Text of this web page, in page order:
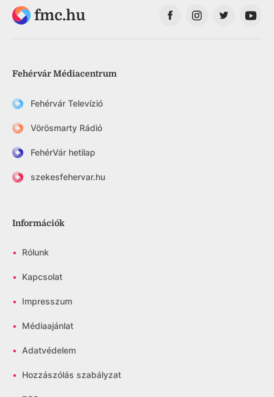
fmc.hu
Fehérvár Médiacentrum
Fehérvár Televízió
Vörösmarty Rádió
FehérVár hetilap
szekesfehervar.hu
Információk
• Rólunk
• Kapcsolat
• Impresszum
• Médiaajánlat
• Adatvédelem
• Hozzászólás szabályzat